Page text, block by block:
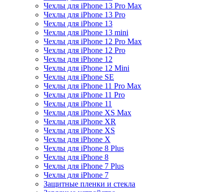
Чехлы для iPhone 13 Pro Max
Чехлы для iPhone 13 Pro
Чехлы для iPhone 13
Чехлы для iPhone 13 mini
Чехлы для iPhone 12 Pro Max
Чехлы для iPhone 12 Pro
Чехлы для iPhone 12
Чехлы для iPhone 12 Mini
Чехлы для iPhone SE
Чехлы для iPhone 11 Pro Max
Чехлы для iPhone 11 Pro
Чехлы для iPhone 11
Чехлы для iPhone XS Max
Чехлы для iPhone XR
Чехлы для iPhone XS
Чехлы для iPhone X
Чехлы для iPhone 8 Plus
Чехлы для iPhone 8
Чехлы для iPhone 7 Plus
Чехлы для iPhone 7
Защитные пленки и стекла